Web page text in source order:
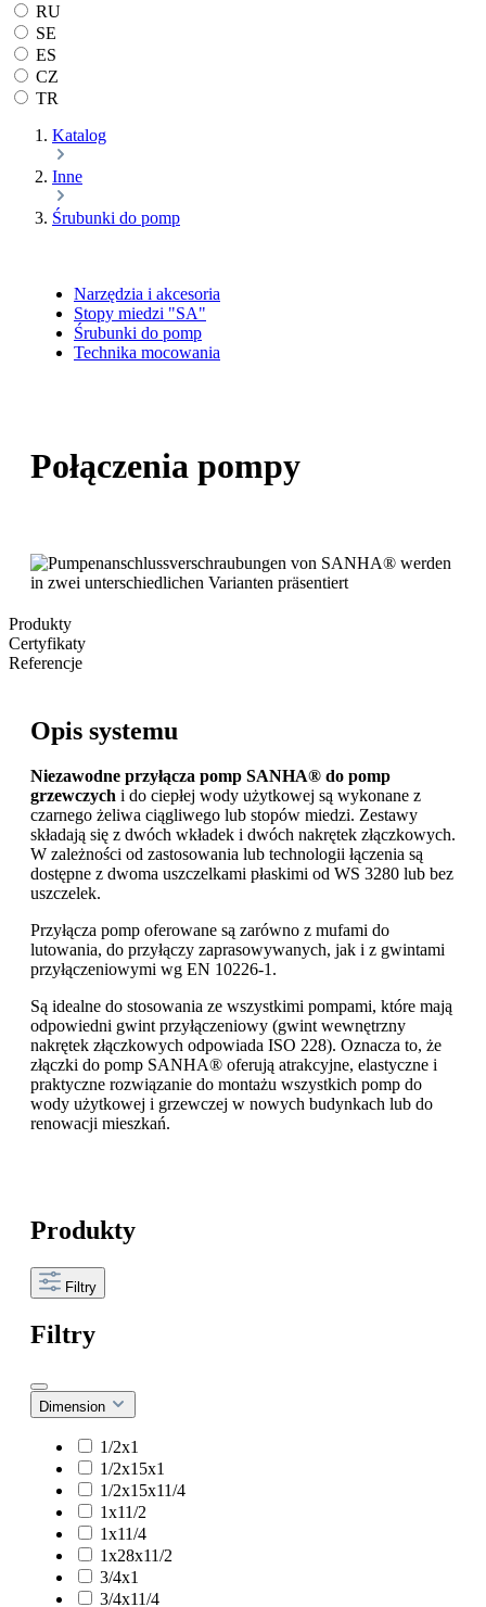
RU
SE
ES
CZ
TR
Katalog
Inne
Śrubunki do pomp
Narzędzia i akcesoria
Stopy miedzi "SA"
Śrubunki do pomp
Technika mocowania
Połączenia pompy
Produkty
Certyfikaty
Referencje
Opis systemu
Niezawodne przyłącza pomp SANHA® do pomp
grzewczych i do ciepłej wody użytkowej są wykonane z
czarnego żeliwa ciągliwego lub stopów miedzi. Zestawy
składają się z dwóch wkładek i dwóch nakrętek złączkowych.
W zależności od zastosowania lub technologii łączenia są
dostępne z dwoma uszczelkami płaskimi od WS 3280 lub bez
uszczelek.
Przyłącza pomp oferowane są zarówno z mufami do
lutowania, do przyłączy zaprasowywanych, jak i z gwintami
przyłączeniowymi wg EN 10226-1.
Są idealne do stosowania ze wszystkimi pompami, które mają
odpowiedni gwint przyłączeniowy (gwint wewnętrzny
nakrętek złączkowych odpowiada ISO 228). Oznacza to, że
złączki do pomp SANHA® oferują atrakcyjne, elastyczne i
praktyczne rozwiązanie do montażu wszystkich pomp do
wody użytkowej i grzewczej w nowych budynkach lub do
renowacji mieszkań.
Produkty
Filtry
Filtry
Dimension
1/2x1
1/2x15x1
1/2x15x11/4
1x11/2
1x11/4
1x28x11/2
3/4x1
3/4x11/4